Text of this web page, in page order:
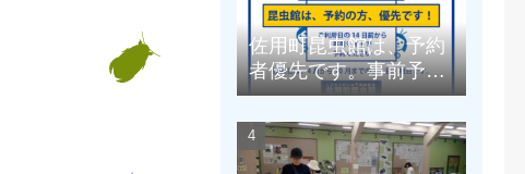
佐用町昆虫館は、予約
者優先です。事前予約
にご協力をお願いしま
す。